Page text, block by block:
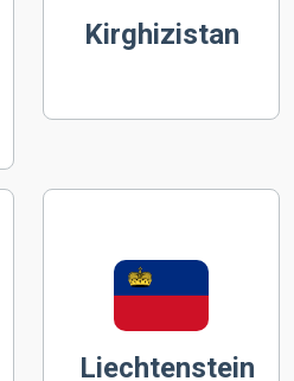
Kirghizistan
Liechtenstein